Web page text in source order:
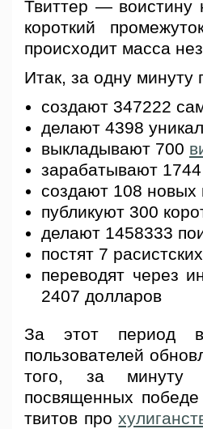
Твиттер — воистину
короткий
происходит масса
Итак, за одну минуту
создают 347222
делают 4398
выкладывают 700
зарабатывают
создают 108
публикуют 300
делают 1458333
постят 7
переводят через
2407 долларов
За этот период
пользователей
того, за минуту
посвященных победе
твитов про